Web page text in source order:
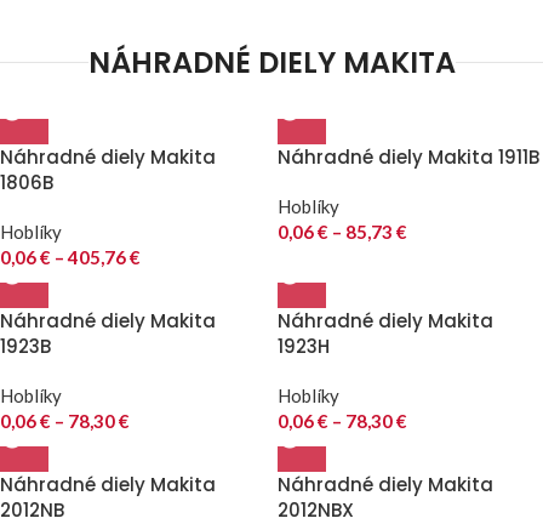
NÁHRADNÉ DIELY MAKITA
Náhradné diely Makita
1806B
Hoblíky
0,06€ – 405,76€
Náhradné diely Makita 1911B
Hoblíky
0,06€ – 85,73 €
Náhradné diely Makita
1923B
Hoblíky
0,06€ – 78,30€
Náhradné diely Makita
1923H
Hoblíky
0,06€ – 78,30€
Náhradné diely Makita
2012NB
Náhradné diely Makita
2012NBX